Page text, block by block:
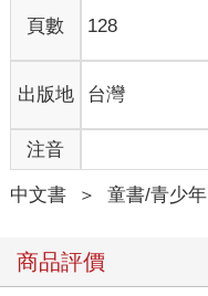
頁數 128
出版地 台灣
注音
中文書 ＞ 童書/青少年
商品評價